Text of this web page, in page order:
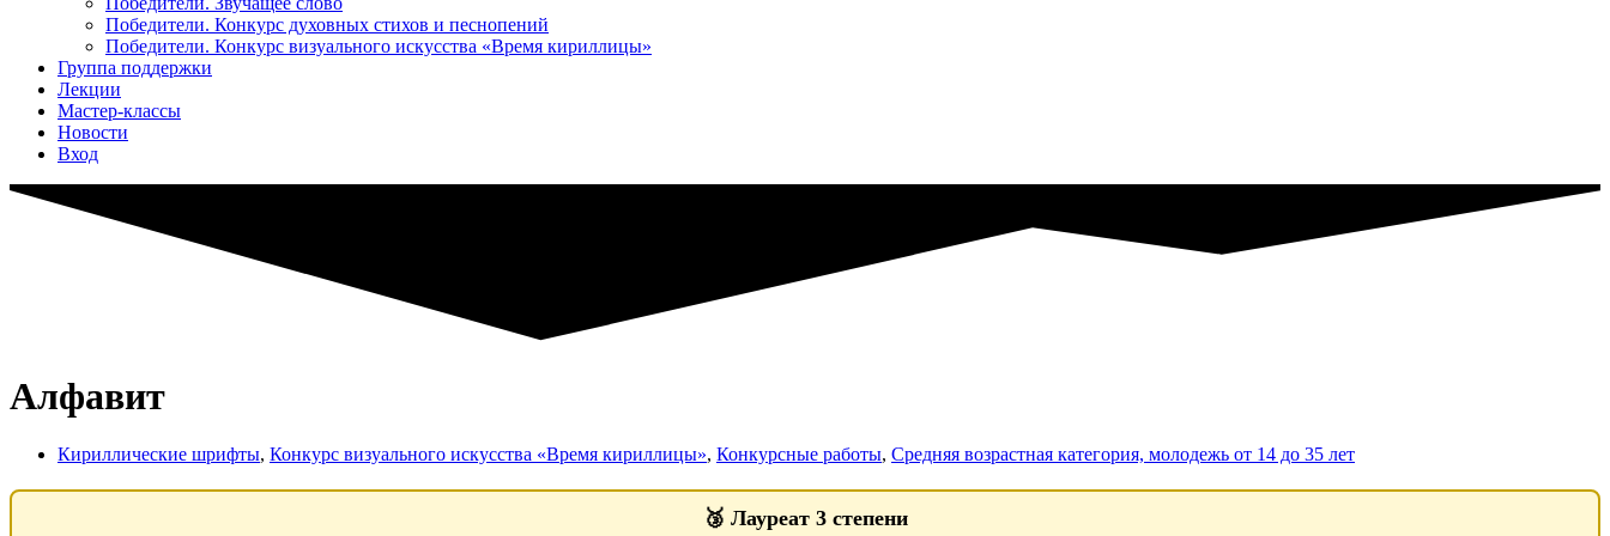
Победители. Конкурс духовных стихов и песнопений
Победители. Конкурс визуального искусства «Время кириллицы»
Группа поддержки
Лекции
Мастер-классы
Новости
Вход
Алфавит
Кириллические шрифты, Конкурс визуального искусства «Время кириллицы», Конкурсные работы, Средняя возрастная категория, молодежь от 14 до 35 лет
🥉 Лауреат 3 степени